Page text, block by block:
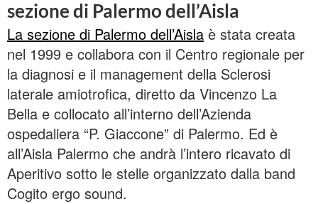
sezione di Palermo dell’Aisla
La sezione di Palermo dell’Aisla è stata creata
nel 1999 e collabora con il Centro regionale per
la diagnosi e il management della Sclerosi
laterale amiotrofica, diretto da Vincenzo La
Bella e collocato all’interno dell’Azienda
ospedaliera “P. Giaccone” di Palermo. Ed è
all’Aisla Palermo che andrà l’intero ricavato di
Aperitivo sotto le stelle organizzato dalla band
Cogito ergo sound.